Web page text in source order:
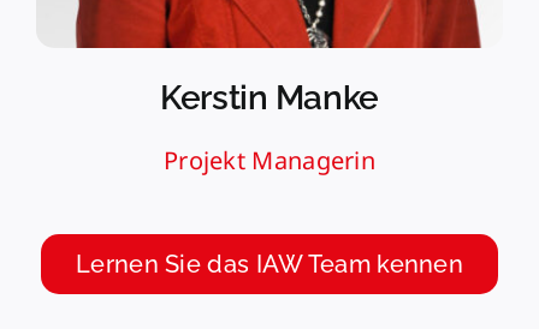
Kerstin Manke
Projekt Managerin
Lernen Sie das IAW Team kennen